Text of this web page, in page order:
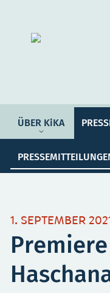
ÜBER KiKA
PRESSE-
PROGRAMM-
1. SEPTEMBER